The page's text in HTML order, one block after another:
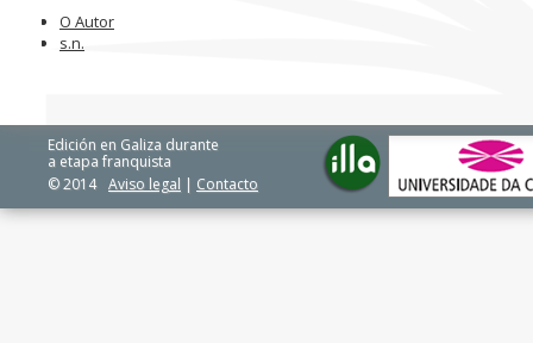
O Autor
s.n.
Edición en Galiza durante
a etapa franquista
© 2014 Aviso legal | Contacto